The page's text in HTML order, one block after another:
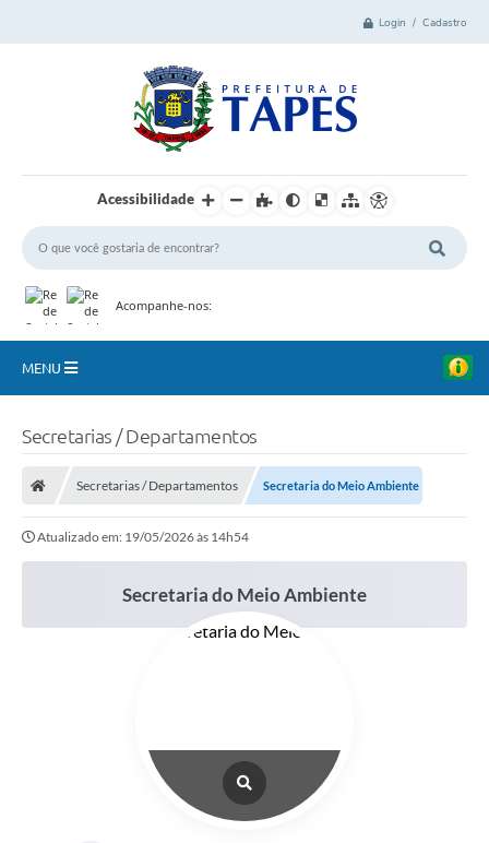
Login / Cadastro
Acessibilidade
Acompanhe-nos:
MENU
Previdência
Secretarias / Departamentos
Secretarias / Departamentos Secretaria do Meio Ambiente
Atualizado em: 19/05/2026 às 14h54
Secretaria do Meio Ambiente